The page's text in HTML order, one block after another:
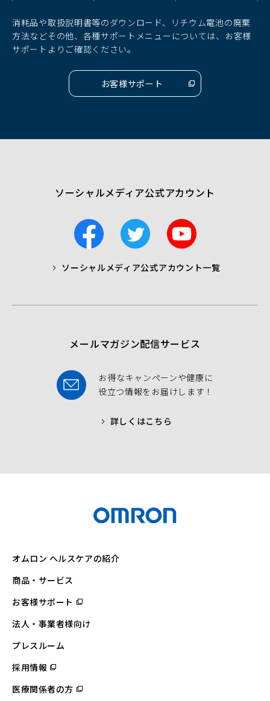
ド
ウ
で
開
ド
ウ
で
く）
ド
で
消耗品や取扱説明書等のダウンロード、リチウム電池の廃棄
方法などその他、各種サポートメニューについては、お客様
サポートよりご確認ください。
お客様サポート
（別
ウ
ウ
ソーシャルメディア公式アカウント
F
a
a
o
T
w
t
r
Y
o
t
e
ソーシャルメディア公式アカウント一覧
メールマガジン配信サービス
お得なキャンペーンや健康に
役立つ情報をお届けします！
詳しくはこちら
オムロン ヘルスケアの紹介
商品・サービス
お客様サポート （別
ィ
ン
法人・事業者様向け
プレスルーム
採用情報 （別
ィ
ン
医療関係者の方 （別